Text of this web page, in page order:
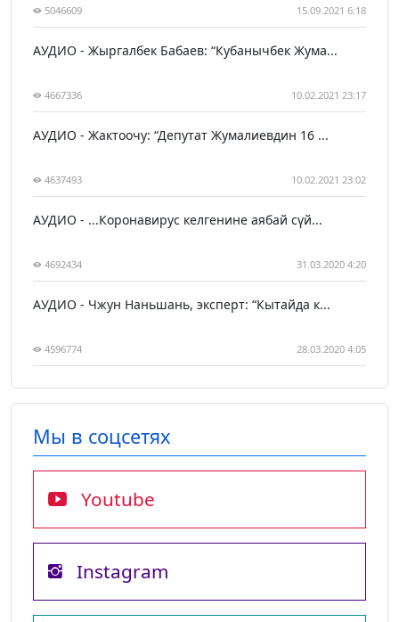
5046609 15.09.2021 6:18
АУДИО - Жыргалбек Бабаев: “Кубанычбек Жума...
4667336 10.02.2021 23:17
АУДИО - Жактоочу: “Депутат Жумалиевдин 16 ...
4637493 10.02.2021 23:02
АУДИО - ...Коронавирус келгенине аябай сүй...
4692434 31.03.2020 4:20
АУДИО - Чжун Наньшань, эксперт: “Кытайда к...
4596774 28.03.2020 4:05
Мы в соцсетях
Youtube
Instagram